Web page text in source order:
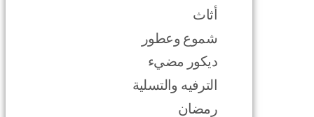
أثاث
شموع وعطور
ديكور مضيء
الترفيه والتسلية
رمضان